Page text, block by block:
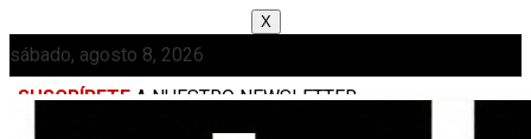
X
sábado, agosto 8, 2026
SUSCRÍBETE A NUESTRO NEWSLETTER